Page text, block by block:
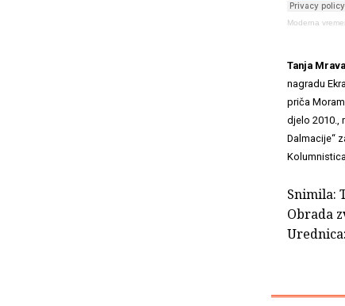
Moderna
Tanja
nagradu
priča
djelo 2010.,
Dalmacije“
Snimila:
Obrada